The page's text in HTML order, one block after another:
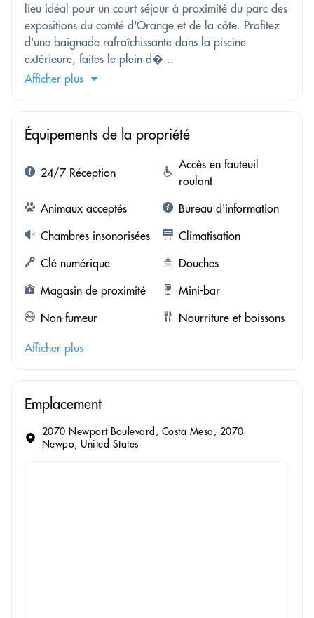
lieu idéal pour un court séjour à proximité du parc des
expositions du comté d'Orange et de la côte. Profitez
d'une baignade rafraîchissante dans la piscine
extérieure, faites le plein d�...
Afficher plus
Équipements de la propriété
24/7 Réception
Accès en fauteuil
roulant
Animaux acceptés
Bureau d'information
Chambres insonorisées
Climatisation
Clé numérique
Douches
Magasin de proximité
Mini-bar
Non-fumeur
Nourriture et boissons
Afficher plus
Emplacement
2070 Newport Boulevard, Costa Mesa, 2070
Newpo, United States